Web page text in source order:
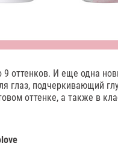
9 оттенков. И еще одна
глаз, подчеркивающий
оттенке, а также в